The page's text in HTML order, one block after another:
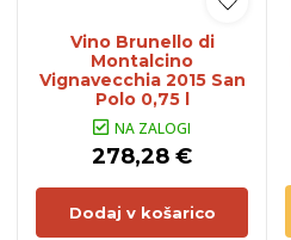
Vino Brunello di
Montalcino
Vignavecchia 2015 San
Polo 0,75 l
NA ZALOGI
278,28 €
Dodaj v košarico